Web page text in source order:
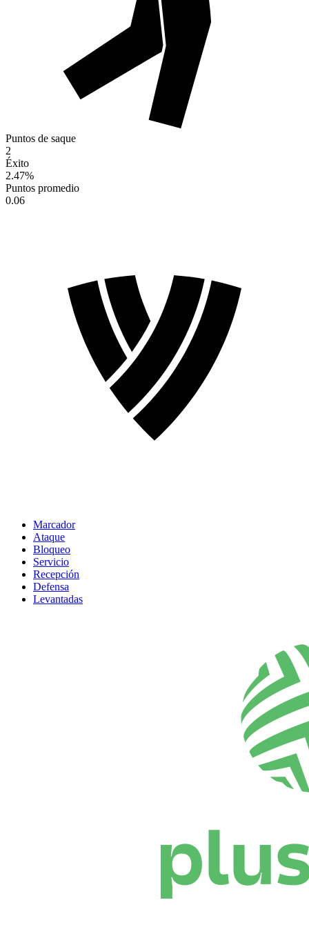
Puntos de saque
2
Éxito
2.47%
Puntos promedio
0.06
Marcador
Ataque
Bloqueo
Servicio
Recepción
Defensa
Levantadas